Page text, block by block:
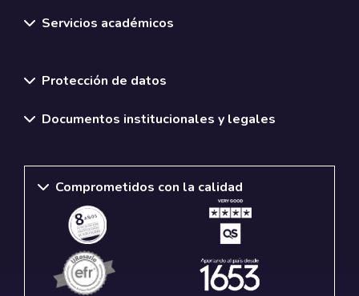
Servicios académicos
Protección de datos
Documentos institucionales y legales
Comprometidos con la calidad